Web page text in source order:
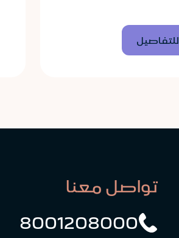
للتفاصيل
تواصل معنا
8001208000